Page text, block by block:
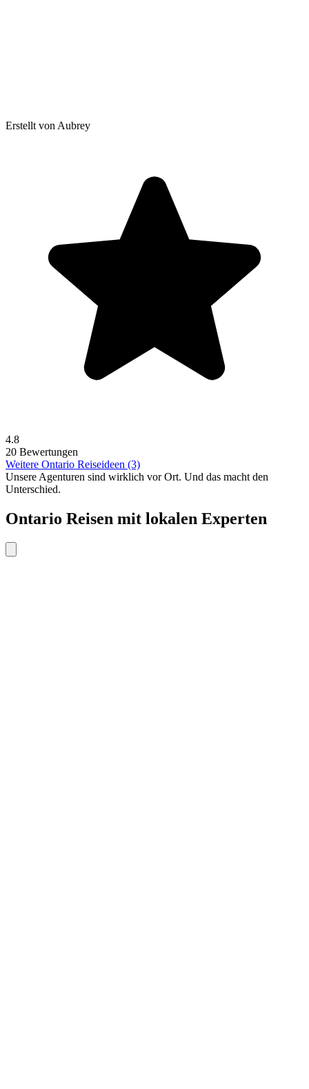
Erstellt von Aubrey
4.8
20 Bewertungen
Weitere Ontario Reiseideen (3)
Unsere Agenturen sind wirklich vor Ort. Und das macht den
Unterschied.
Ontario Reisen mit lokalen Experten